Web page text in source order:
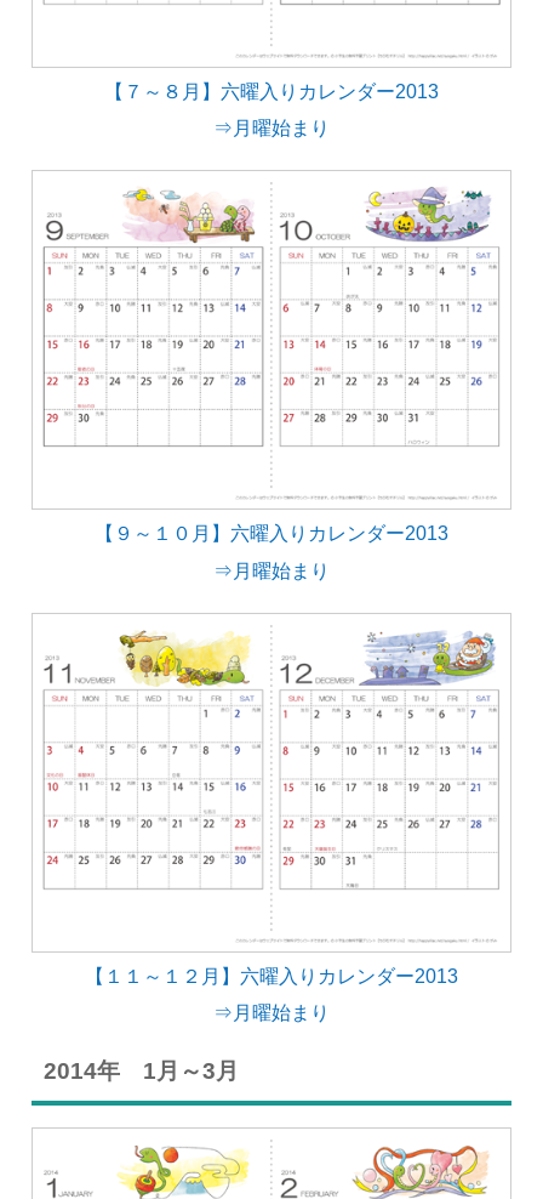
【７～８月】六曜入りカレンダー2013
⇒月曜始まり
【９～１０月】六曜入りカレンダー2013
⇒月曜始まり
【１１～１２月】六曜入りカレンダー2013
⇒月曜始まり
2014年 1月～3月